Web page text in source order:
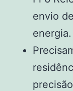
envio
energia.